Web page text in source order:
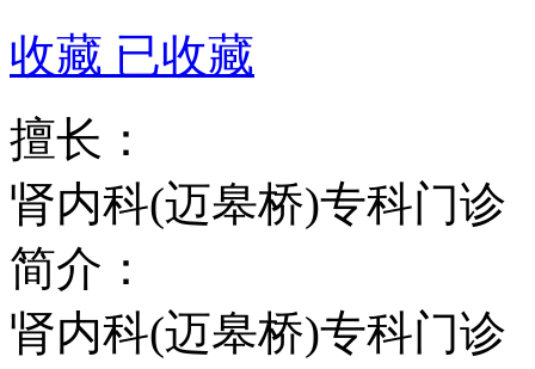
收藏 已收藏
擅长：
肾内科(迈皋桥)专科门诊
简介：
肾内科(迈皋桥)专科门诊